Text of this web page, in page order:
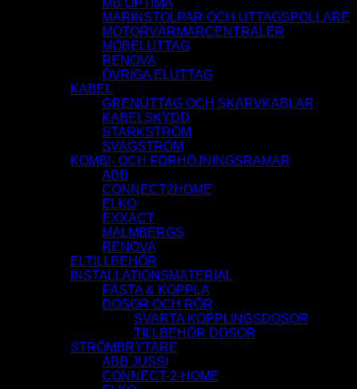
MB OPTIMA
MARINSTOLPAR OCH UTTAGSPOLLARE
MOTORVÄRMARCENTRALER
MÖBELUTTAG
RENOVA
ÖVRIGA ELUTTAG
KABEL
GRENUTTAG OCH SKARVKABLAR
KABELSKYDD
STARKSTRÖM
SVAGSTRÖM
KOMBI- OCH FÖRHÖJNINGSRAMAR
ABB
CONNECT2HOME
ELKO
EXXACT
MALMBERGS
RENOVA
ELTILLBEHÖR
INSTALLATIONSMATERIAL
FÄSTA & KOPPLA
DOSOR OCH RÖR
SVARTA KOPPLINGSDOSOR
TILLBEHÖR DOSOR
STRÖMBRYTARE
ABB JUSSI
CONNECT-2-HOME